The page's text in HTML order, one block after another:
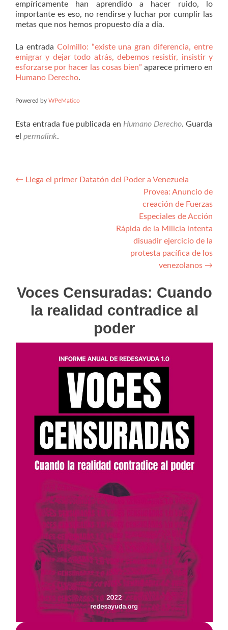
empíricamente han aprendido a hacer ruido, lo
importante es eso, no rendirse y luchar por cumplir las
metas que nos hemos propuesto día a día.
La entrada Colmillo: “existe una gran diferencia, entre
emigrar y dejar todo atrás, debemos resistir, insistir y
esforzarse por hacer las cosas bien” aparece primero en
Humano Derecho.
Powered by WPeMatico
Esta entrada fue publicada en Humano Derecho. Guarda
el permalink.
Navegación
← Llega el primer Datatón del Poder a Venezuela
Provea: Anuncio de
creación de Fuerzas
Especiales de Acción
Rápida de la Milicia intenta
disuadir ejercicio de la
protesta pacífica de los
venezolanos →
Voces Censuradas: Cuando
la realidad contradice al
poder